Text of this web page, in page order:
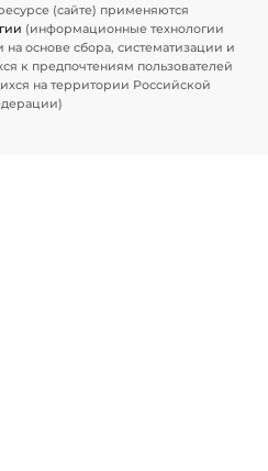
(сайте) применяются
(информационные технологии
основе сбора, систематизации и
к предпочтениям пользователей
на территории Российской